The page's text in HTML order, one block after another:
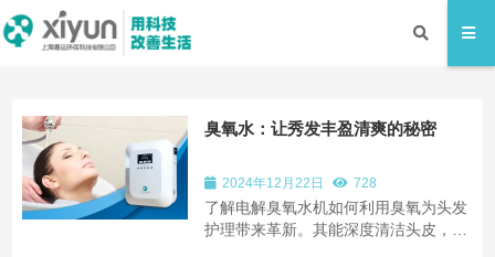
臭氧水：让秀发丰盈清爽的秘密
2024年12月22日 728
了解电解臭氧水机如何利用臭氧为头发
护理带来革新。其能深度清洁头皮，使